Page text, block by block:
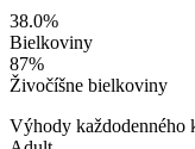
38.0%
Bielkoviny
87%
Živočíšne bielkoviny
Výhody každodenného